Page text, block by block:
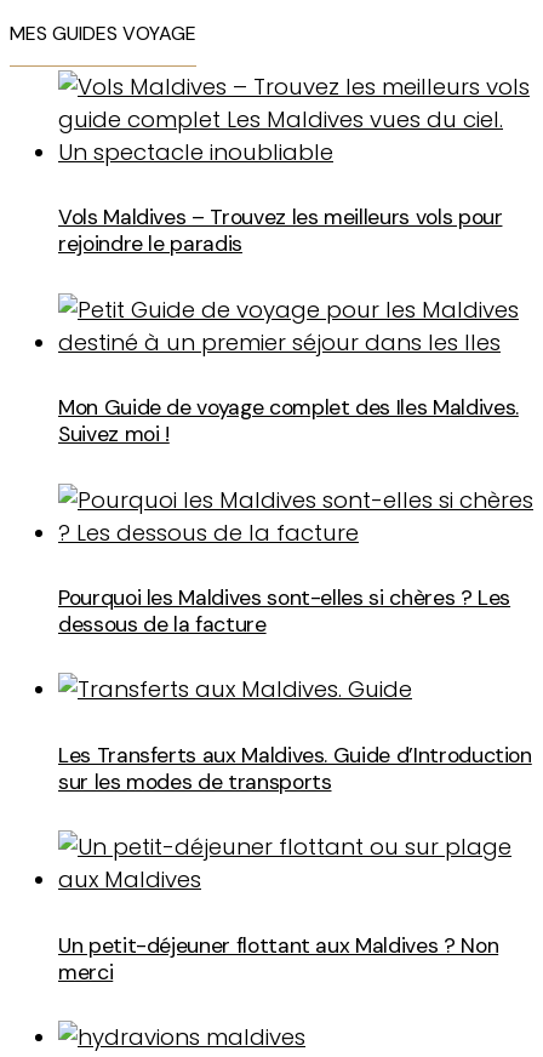
MES GUIDES VOYAGE
Vols Maldives – Trouvez les meilleurs vols pour
rejoindre le paradis
Mon Guide de voyage complet des Iles Maldives.
Suivez moi !
Pourquoi les Maldives sont-elles si chères ? Les
dessous de la facture
Les Transferts aux Maldives. Guide d’Introduction
sur les modes de transports
Un petit-déjeuner flottant aux Maldives ? Non
merci